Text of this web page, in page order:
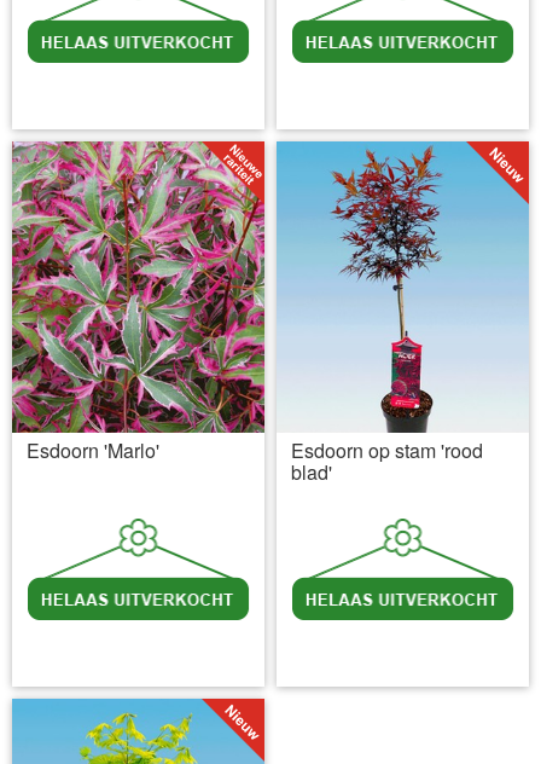
Esdoorn 'Marlo' Esdoorn op stam 'rood
blad'